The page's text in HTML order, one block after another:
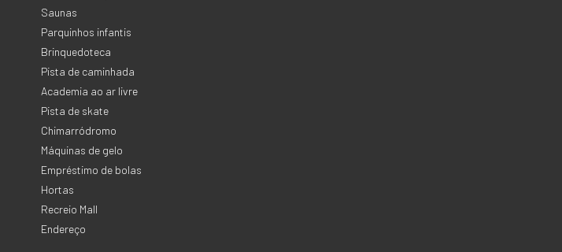
Saunas
Parquinhos infantis
Brinquedoteca
Pista de caminhada
Academia ao ar livre
Pista de skate
Chimarródromo
Máquinas de gelo
Empréstimo de bolas
Hortas
Recreio Mall
Endereço